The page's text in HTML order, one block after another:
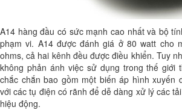
A14 hàng đầu có sức mạnh cao nhất và bộ
phạm vi. A14 được đánh giá ở 80 watt cho
ohms, cả hai kênh đều được điều khiển. Tuy
không phản ánh việc sử dụng trong thế giới
chắc chắn bao gồm một biến áp hình xuyến
với các tụ điện có rãnh để dễ dàng xử lý các
hiệu động.